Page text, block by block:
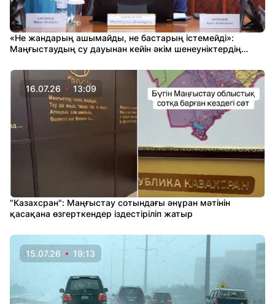
«Не жандарың ашымайды, не бастарың істемейді»:
Маңғыстаудың су дауынан кейін әкім шенеуніктердің
16.07.26 13:09
"Казахсран": Маңғыстау сотындағы әнұран мәтінін
қасақана өзгерткендер іздестіріліп жатыр
15.07.26 19:13